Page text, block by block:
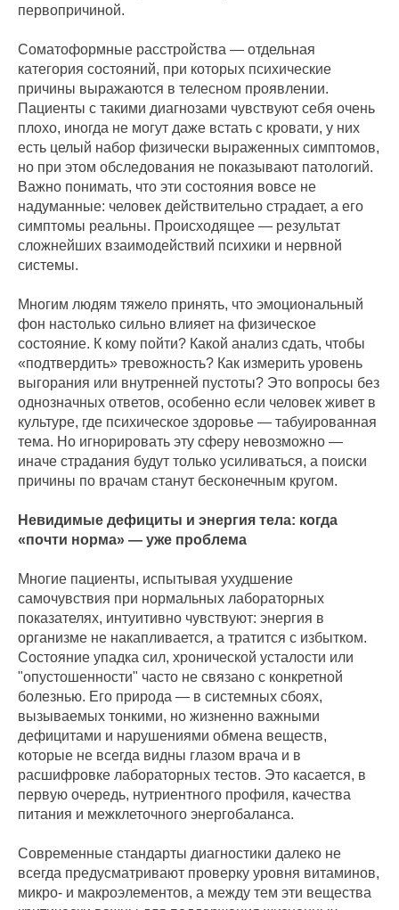
первопричиной.
Соматоформные расстройства — отдельная
категория состояний, при которых психические
причины выражаются в телесном проявлении.
Пациенты с такими диагнозами чувствуют себя очень
плохо, иногда не могут даже встать с кровати, у них
есть целый набор физически выраженных симптомов,
но при этом обследования не показывают патологий.
Важно понимать, что эти состояния вовсе не
надуманные: человек действительно страдает, а его
симптомы реальны. Происходящее — результат
сложнейших взаимодействий психики и нервной
системы.
Многим людям тяжело принять, что эмоциональный
фон настолько сильно влияет на физическое
состояние. К кому пойти? Какой анализ сдать, чтобы
«подтвердить» тревожность? Как измерить уровень
выгорания или внутренней пустоты? Это вопросы без
однозначных ответов, особенно если человек живет в
культуре, где психическое здоровье — табуированная
тема. Но игнорировать эту сферу невозможно —
иначе страдания будут только усиливаться, а поиски
причины по врачам станут бесконечным кругом.
Невидимые дефициты и энергия тела: когда
«почти норма» — уже проблема
Многие пациенты, испытывая ухудшение
самочувствия при нормальных лабораторных
показателях, интуитивно чувствуют: энергия в
организме не накапливается, а тратится с избытком.
Состояние упадка сил, хронической усталости или
"опустошенности" часто не связано с конкретной
болезнью. Его природа — в системных сбоях,
вызываемых тонкими, но жизненно важными
дефицитами и нарушениями обмена веществ,
которые не всегда видны глазом врача и в
расшифровке лабораторных тестов. Это касается, в
первую очередь, нутриентного профиля, качества
питания и межклеточного энергобаланса.
Современные стандарты диагностики далеко не
всегда предусматривают проверку уровня витаминов,
микро- и макроэлементов, а между тем эти вещества